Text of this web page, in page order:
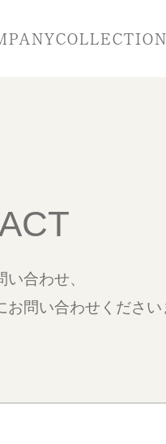
COLLECTION
合わせ、
お問い合わせください